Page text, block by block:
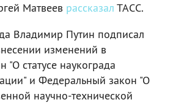
Матвеев рассказал ТАСС.
Владимир Путин подписал
изменений в
статусе наукограда
и Федеральный закон "О
научно-технической